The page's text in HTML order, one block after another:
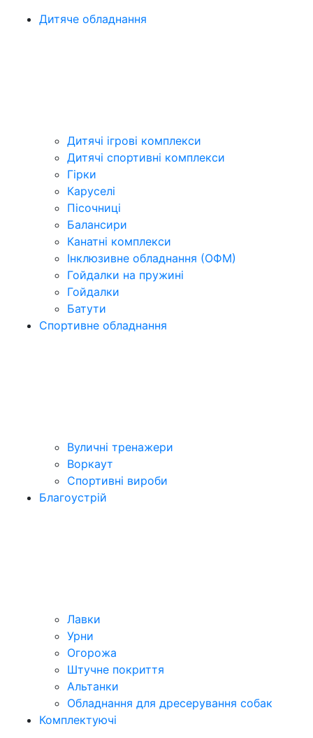
Дитяче обладнання
Дитячі ігрові комплекси
Дитячі спортивні комплекси
Гірки
Каруселі
Пісочниці
Балансири
Канатні комплекси
Інклюзивне обладнання (ОФМ)
Гойдалки на пружині
Гойдалки
Батути
Спортивне обладнання
Вуличні тренажери
Воркаут
Спортивні вироби
Благоустрій
Лавки
Урни
Огорожа
Штучне покриття
Альтанки
Обладнання для дресерування собак
Комплектуючі